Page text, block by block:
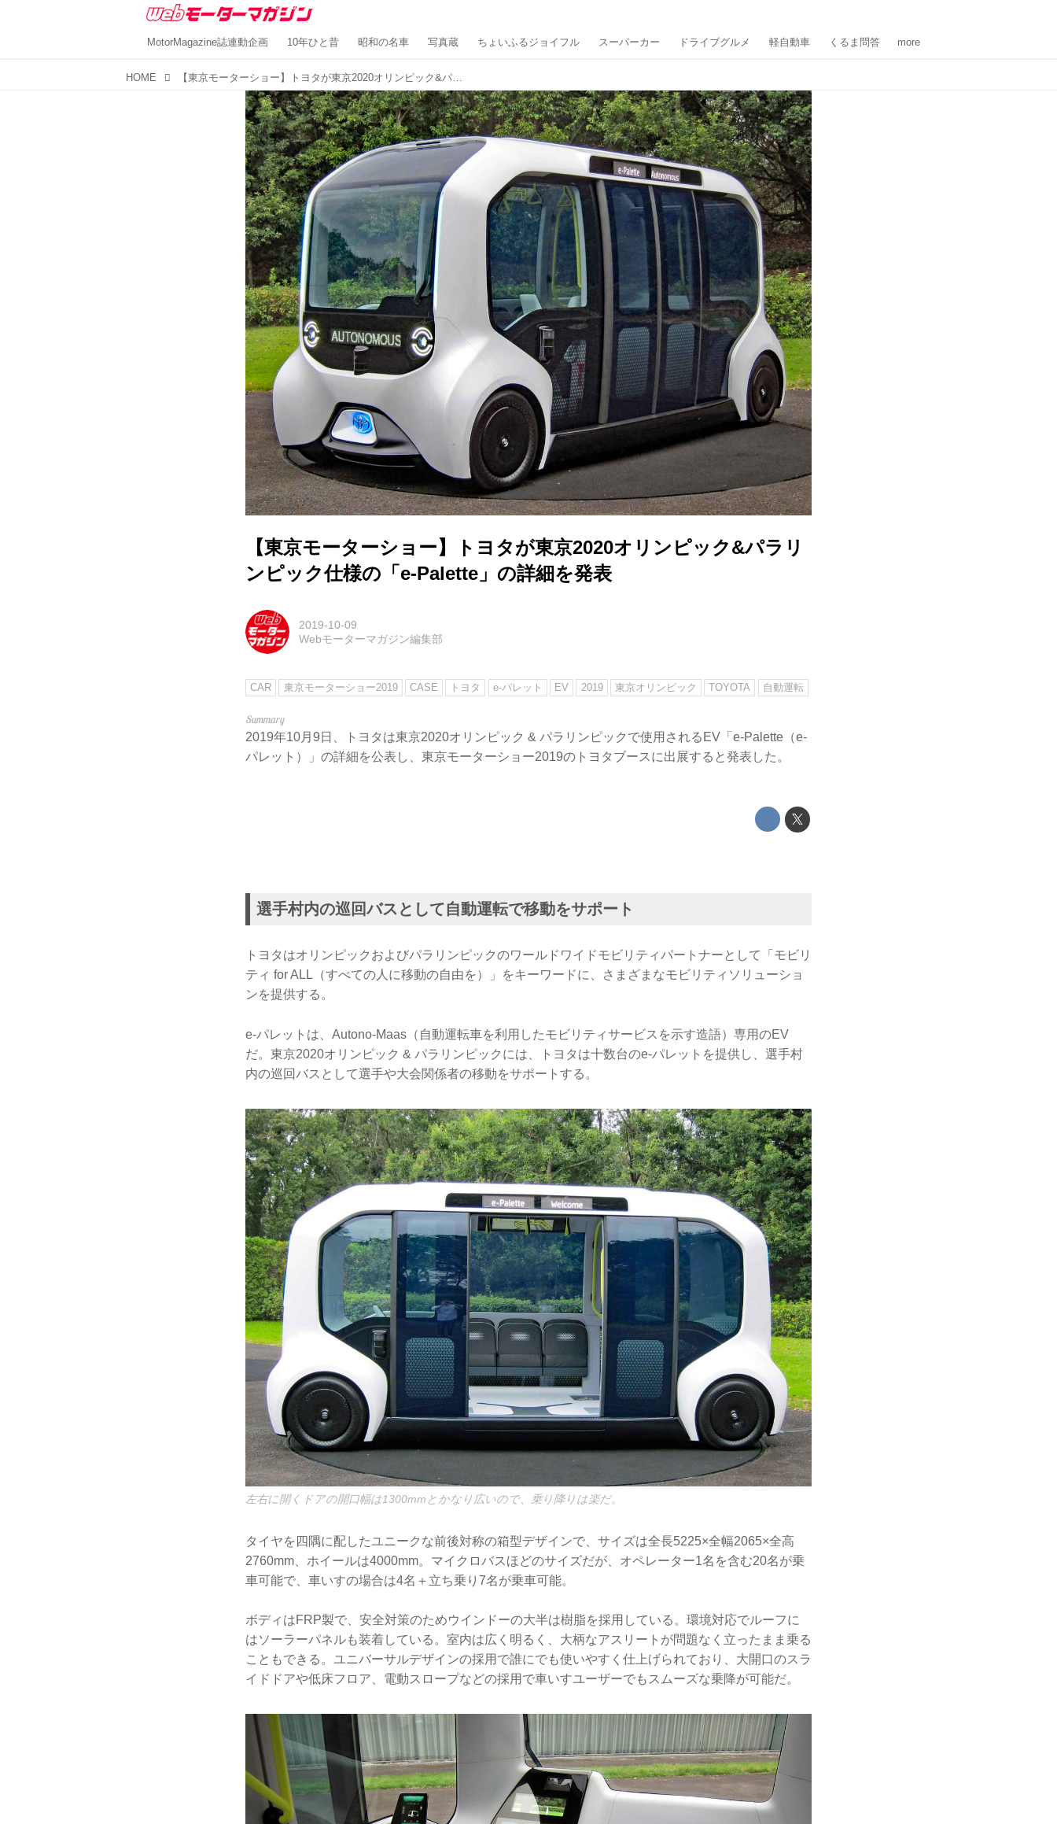
MotorMagazine誌連動企画 10年ひと昔 昭和の名車 写真蔵 ちょいふるジョイフル スーパーカー ドライブグルメ 軽自動車 くるま問答 more
HOME 【東京モーターショー】トヨタが東京2020オリンピック&パラリンピック仕様の「e-Palette」の詳細を発表
【東京モーターショー】トヨタが東京2020オリンピック&パラリ
ンピック仕様の「e-Palette」の詳細を発表
2019-10-09
Webモーターマガジン編集部
CAR 東京モーターショー2019 CASE トヨタ e-パレット EV 2019 東京オリンピック TOYOTA 自動運転
2019年10月9日、トヨタは東京2020オリンピック & パラリンピックで使用されるEV「e-Palette（e-
パレット）」の詳細を公表し、東京モーターショー2019のトヨタブースに出展すると発表した。
選手村内の巡回バスとして自動運転で移動をサポート
トヨタはオリンピックおよびパラリンピックのワールドワイドモビリティパートナーとして「モビリ
ティ for ALL（すべての人に移動の自由を）」をキーワードに、さまざまなモビリティソリューショ
ンを提供する。
e-パレットは、Autono-Maas（自動運転車を利用したモビリティサービスを示す造語）専用のEV
だ。東京2020オリンピック & パラリンピックには、トヨタは十数台のe-パレットを提供し、選手村
内の巡回バスとして選手や大会関係者の移動をサポートする。
左右に開くドアの開口幅は1300mmとかなり広いので、乗り降りは楽だ。
タイヤを四隅に配したユニークな前後対称の箱型デザインで、サイズは全長5225×全幅2065×全高
2760mm、ホイールは4000mm。マイクロバスほどのサイズだが、オペレーター1名を含む20名が乗
車可能で、車いすの場合は4名＋立ち乗り7名が乗車可能。
ボディはFRP製で、安全対策のためウインドーの大半は樹脂を採用している。環境対応でルーフに
はソーラーパネルも装着している。室内は広く明るく、大柄なアスリートが問題なく立ったまま乗る
こともできる。ユニバーサルデザインの採用で誰にでも使いやすく仕上げられており、大開口のスラ
イドドアや低床フロア、電動スロープなどの採用で車いすユーザーでもスムーズな乗降が可能だ。